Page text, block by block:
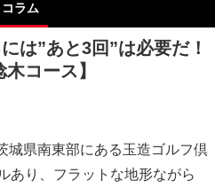
コラム
は”あと3回”は必要だ！
コース】
城県南東部にある玉造ゴルフ倶
あり、フラットな地形ながら